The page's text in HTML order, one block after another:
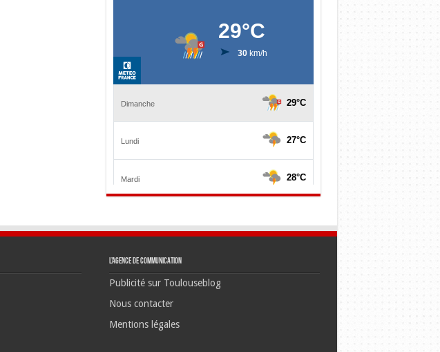
L’agence de communication
Publicité sur Toulouseblog
Nous contacter
Mentions légales